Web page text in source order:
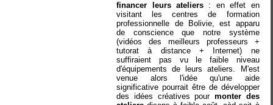
financer leurs ateliers: en effet en
visitant les centres de formation
professionnelle de Bolivie, est apparu
de conscience que notre système
(vidéos des meilleurs professeurs +
tutorat à distance + Internet) ne
suffiraient pas vu le faible niveau
d'équipements de leurs ateliers. M'est
venue alors l'idée qu'une aide
significative pourrait être de développer
des idées créatives pour monter des